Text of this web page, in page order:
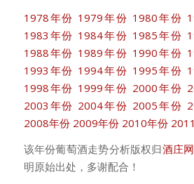
1978年份 1979年份 1980年份
1983年份 1984年份 1985年份
1988年份 1989年份 1990年份
1993年份 1994年份 1995年份
1998年份 1999年份 2000年份
2003年份 2004年份 2005年份
2008年份 2009年份 2010年份
该年份葡萄酒走势分析版权归酒庄网
明原始出处，多谢配合！